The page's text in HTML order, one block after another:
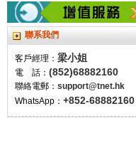
聯系我們
客戶經理： 梁小姐
電 話： (852)68882160
聯絡電郵： support@tnet.hk
WhatsApp： +852-68882160